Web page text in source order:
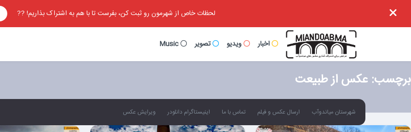
لحظات خاص از شهرمون رو ثبت کن، بفرست تا با هم به اشتراک بذاریم! ??
اخبار ویدیو تصویر Music
برچسب: عکس از طبیعت
شهرستان میاندوآب ارسال عکس و فیلم تماس با ما اینیستاگرام دانلودر ویرایش عکس